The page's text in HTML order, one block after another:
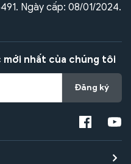
Ngày cấp: 08/01/2024.
nhất của chúng tôi
Đăng ký